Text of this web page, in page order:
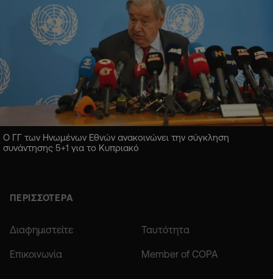
Ο ΓΓ των Ηνωμένων Εθνών ανακοινώνει την σύγκληση
συνάντησης 5+1 για το Κυπριακό
ΠΕΡΙΣΣΟΤΕΡΑ
Διαφημιστείτε Ταυτότητα
Επικοινωνία Member of COPA